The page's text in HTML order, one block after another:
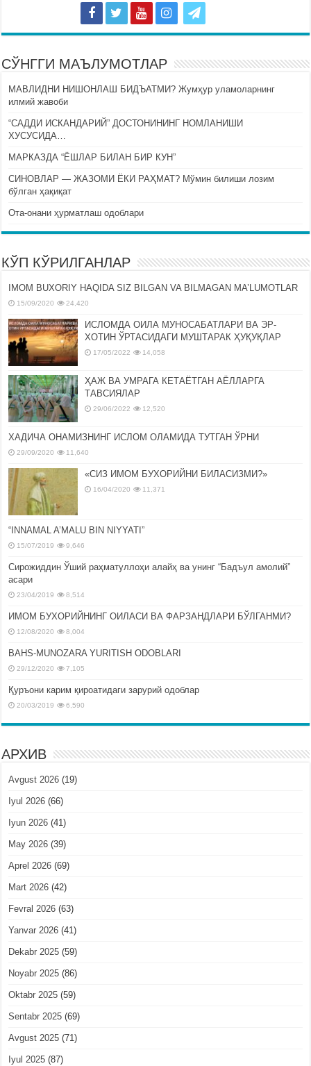
СЎНГГИ МАЪЛУМОТЛАР
МАВЛИДНИ НИШОНЛАШ БИДЪАТМИ? Жумҳур уламоларнинг
илмий жавоби
“САДДИ ИСКАНДАРИЙ” ДОСТОНИНИНГ НОМЛАНИШИ
ХУСУСИДА…
МАРКАЗДА “ЁШЛАР БИЛАН БИР КУН”
СИНОВЛАР — ЖАЗОМИ ЁКИ РАҲМАТ? Мўмин билиши лозим
бўлган ҳақиқат
Ота-онани ҳурматлаш одоблари
КЎП КЎРИЛГАНЛАР
IMOM BUXORIY HAQIDA SIZ BILGAN VA BILMAGAN MA’LUMOTLAR
15/09/2020 24,420
ИСЛОМДА ОИЛА МУНОСАБАТЛАРИ ВА ЭР-
ХОТИН ЎРТАСИДАГИ МУШТАРАК ҲУҚУҚЛАР
17/05/2022 14,058
ҲАЖ ВА УМРАГА КЕТАЁТГАН АЁЛЛАРГА
ТАВСИЯЛАР
29/06/2022 12,520
ХАДИЧА ОНАМИЗНИНГ ИСЛОМ ОЛАМИДА ТУТГАН ЎРНИ
29/09/2020 11,640
«СИЗ ИМОМ БУХОРИЙНИ БИЛАСИЗМИ?»
16/04/2020 11,371
“INNAMAL A’MALU BIN NIYYATI”
15/07/2019 9,646
Сирожиддин Ўший раҳматуллоҳи алайҳ ва унинг “Бадъул амолий”
асари
23/04/2019 8,514
ИМОМ БУХОРИЙНИНГ ОИЛАСИ ВА ФАРЗАНДЛАРИ БЎЛГАНМИ?
12/08/2020 8,004
BAHS-MUNOZARA YURITISH ODOBLARI
29/12/2020 7,105
Қуръони карим қироатидаги зарурий одоблар
20/03/2019 6,590
АРХИВ
Avgust 2026 (19)
Iyul 2026 (66)
Iyun 2026 (41)
May 2026 (39)
Aprel 2026 (69)
Mart 2026 (42)
Fevral 2026 (63)
Yanvar 2026 (41)
Dekabr 2025 (59)
Noyabr 2025 (86)
Oktabr 2025 (59)
Sentabr 2025 (69)
Avgust 2025 (71)
Iyul 2025 (87)